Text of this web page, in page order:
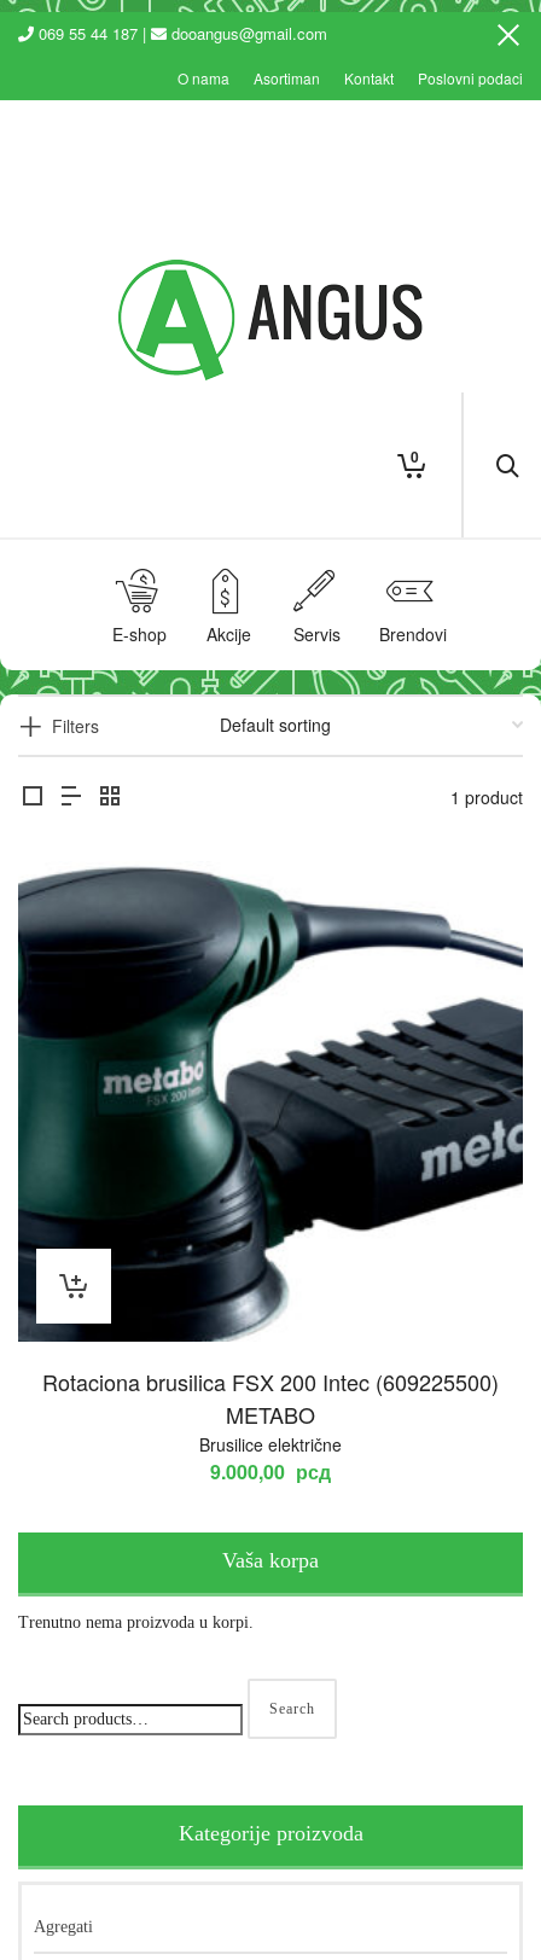
069 55 44 187 | dooangus@gmail.com
O nama Asortiman Kontakt Poslovni podaci
0
E-shop Akcije Servis Brendovi
Filters
1 product
Rotaciona brusilica FSX 200 Intec (609225500)
METABO
Brusilice električne
9.000,00 рсд
Vaša korpa
Trenutno nema proizvoda u korpi.
Search
Kategorije proizvoda
Agregati